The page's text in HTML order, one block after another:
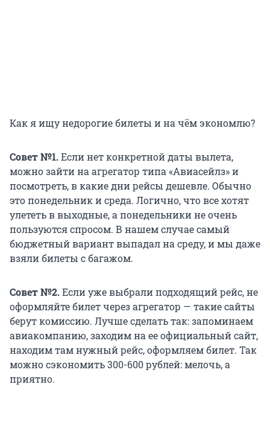
Как я ищу недорогие билеты и на чём экономлю?
Совет №1.Если нет конкретной даты вылета,
можно зайти на агрегатор типа «Авиасейлз» и
посмотреть, в какие дни рейсы дешевле. Обычно
это понедельник и среда. Логично, что все хотят
улететь в выходные, а понедельники не очень
пользуются спросом. В нашем случае самый
бюджетный вариант выпадал на среду, и мы даже
взяли билеты с багажом.
Совет №2.Если уже выбрали подходящий рейс, не
оформляйте билет через агрегатор — такие сайты
берут комиссию. Лучше сделать так: запоминаем
авиакомпанию, заходим на ее официальный сайт,
находим там нужный рейс, оформляем билет. Так
можно сэкономить 300-600 рублей: мелочь, а
приятно.